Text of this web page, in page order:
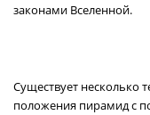
законами Вселенной.
Существует несколько
положения пирамид с